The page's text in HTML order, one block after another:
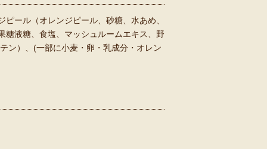
ール（オレンジピール、砂糖、水あめ、
糖液糖、食塩、マッシュルームエキス、野
）、(一部に小麦・卵・乳成分・オレン